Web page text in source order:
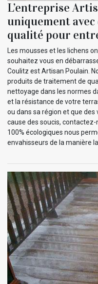
L’entreprise
uniquement
qualité pour
Les mousses et les lichens
souhaitez vous en
Coulitz est Artisan Poulain.
produits de traitement de
nettoyage dans les normes
et la résistance de votre
ou dans sa région et que
cause des soucis,
100% écologiques nous
envahisseurs de la manière